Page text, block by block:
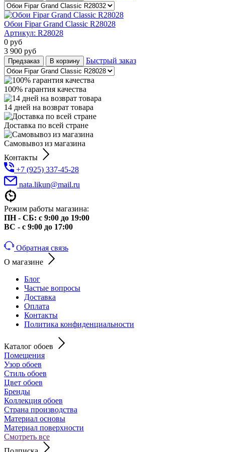
Обои Fipar Grand Classic R28028
Артикул: R28028
0 руб
3 900 руб
Предзаказ В корзину Быстрый заказ
100% гарантия качества
14 дней на возврат товара
Доставка по всей стране
Самовывоз из магазина
Контакты
+7 (925) 337-45-28
nata.likun@mail.ru
Режим работы магазина:
ПН - СБ: с 9:00 до 19:00
ВС - с 9:00 до 17:00
Обратная связь
О магазине
Блог
Частые вопросы
Доставка
Оплата
Контакты
Политика конфиденциальности
Каталог обоев
Помещения
Узор обоев
Стиль обоев
Цвет обоев
Бренды
Коллекция обоев
Страна производства
Материал основы
Материал поверхности
Смотреть все